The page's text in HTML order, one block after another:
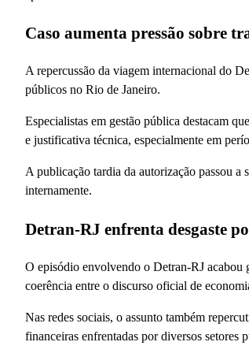
Caso aumenta pressão sobre
A repercussão da viagem internacional do
públicos no Rio de Janeiro.
Especialistas em gestão pública destacam
e justificativa técnica, especialmente em
A publicação tardia da autorização passou a
internamente.
Detran-RJ enfrenta desgaste
O episódio envolvendo o Detran-RJ acabou
coerência entre o discurso oficial de
Nas redes sociais, o assunto também
financeiras enfrentadas por diversos setores